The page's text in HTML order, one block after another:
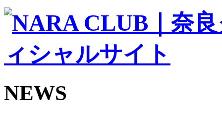
バモス
チアダンススクール
ボランティアチーム「volundeer」
ビクトリーロード
HOMEGAME
観戦ルール＆マナー
Jリーグ運営管理規定
写真・動画使用ガイドライン
NEWS